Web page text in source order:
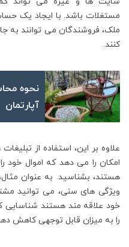
مستغلات باشد. با ایجاد یک
ملک، فروشندگان می توانند به
کنند.
نحوه
آپارتمان
علاوه بر این، استفاده از
امکان را می دهد که اموال خود
هستند، بشناسید. به عنوان
ویژگی های سنی، می توانید
خود علاقه مند هستند
را به میزان قابل توجهی کاهش